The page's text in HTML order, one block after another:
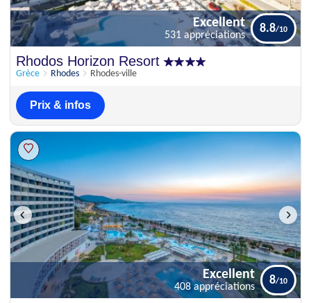
Excellent
Rhodos Horizon Resort
Grèce Rhodes Rhodes-ville
Excellent
531 appréciations
8.8
Prix & infos
Excellent
408 appréciations
8